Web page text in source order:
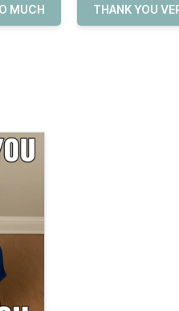
MUCH THANK YOU